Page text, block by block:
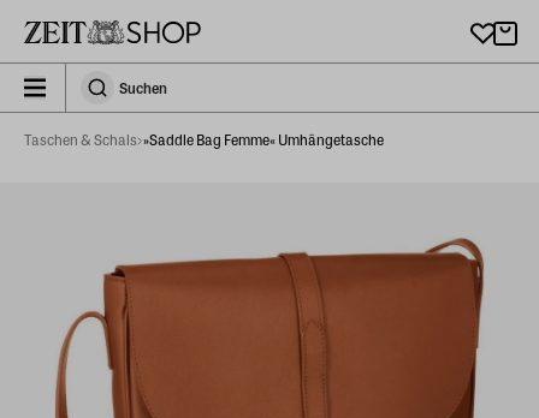
zeit_storefront.components.search.collapsed
SuchenSuchen
Taschen & Schals »Saddle Bag Femme« Umhängetasche